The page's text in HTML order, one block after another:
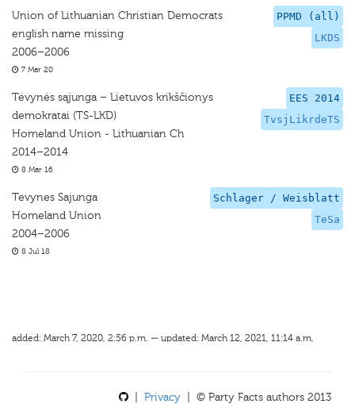
PPMD (all)
LKDS
Union of Lithuanian Christian Democrats
english name missing
2006–2006
7 Mar 20
EES 2014
TvsjLikrdeTS
Tėvynės sąjunga – Lietuvos krikščionys
demokratai (TS-LKD)
Homeland Union - Lithuanian Ch
2014–2014
8 Mar 16
Schlager / Weisblatt
TeSa
Tevynes Sajunga
Homeland Union
2004–2006
8 Jul 18
added: March 7, 2020, 2:56 p.m. — updated: March 12, 2021, 11:14 a.m.
Privacy | © Party Facts authors 2013